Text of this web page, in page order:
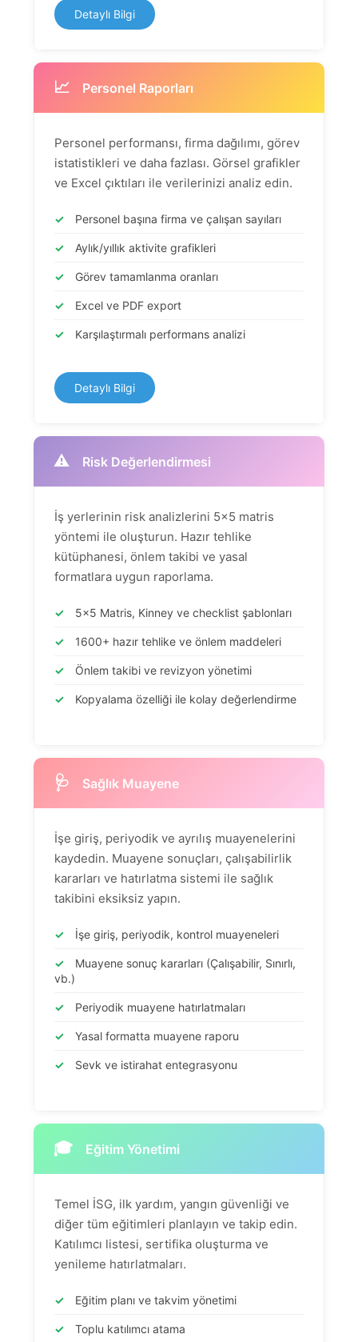
Detaylı Bilgi
📈 Personel Raporları
Personel performansı, firma dağılımı, görev
istatistikleri ve daha fazlası. Görsel grafikler
ve Excel çıktıları ile verilerinizi analiz edin.
✓ Personel başına firma ve çalışan sayıları
✓ Aylık/yıllık aktivite grafikleri
✓ Görev tamamlanma oranları
✓ Excel ve PDF export
✓ Karşılaştırmalı performans analizi
Detaylı Bilgi
⚠ Risk Değerlendirmesi
İş yerlerinin risk analizlerini 5x5 matris
yöntemi ile oluşturun. Hazır tehlike
kütüphanesi, önlem takibi ve yasal
formatlara uygun raporlama.
✓ 5x5 Matris, Kinney ve checklist şablonları
✓ 1600+ hazır tehlike ve önlem maddeleri
✓ Önlem takibi ve revizyon yönetimi
✓ Kopyalama özelliği ile kolay değerlendirme
🩺 Sağlık Muayene
İşe giriş, periyodik ve ayrılış muayenelerini
kaydedin. Muayene sonuçları, çalışabilirlik
kararları ve hatırlatma sistemi ile sağlık
takibini eksiksiz yapın.
✓ İşe giriş, periyodik, kontrol muayeneleri
✓
Muayene sonuç kararları (Çalışabilir, Sınırlı,
vb.)
✓ Periyodik muayene hatırlatmaları
✓ Yasal formatta muayene raporu
✓ Sevk ve istirahat entegrasyonu
🎓 Eğitim Yönetimi
Temel İSG, ilk yardım, yangın güvenliği ve
diğer tüm eğitimleri planlayın ve takip edin.
Katılımcı listesi, sertifika oluşturma ve
yenileme hatırlatmaları.
✓ Eğitim planı ve takvim yönetimi
✓ Toplu katılımcı atama